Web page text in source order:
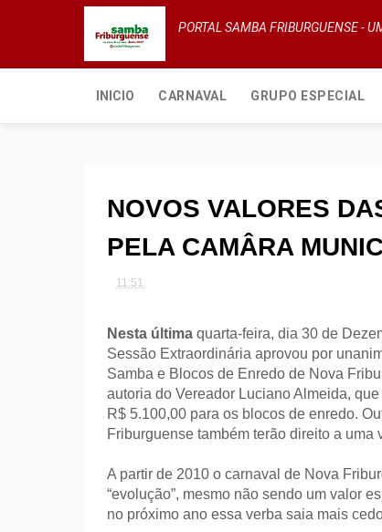
PORTAL SAMBA FRIBURGUENSE -
INICIO CARNAVAL GRUPO ESPECIAL
NOVOS VALORES
PELA CAMÂRA
11:51
Nesta última quarta-feira, dia 30 de
Sessão Extraordinária aprovou por
Samba e Blocos de Enredo de Nova
autoria do Vereador Luciano Almeida,
R$ 5.100,00 para os blocos de enredo.
Friburguense também terão direito a
A partir de 2010 o carnaval de Nova
“evolução”, mesmo não sendo um valor
no próximo ano essa verba saia mais